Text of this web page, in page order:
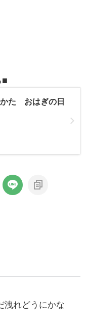
た おはぎの日
洩れどうにかな